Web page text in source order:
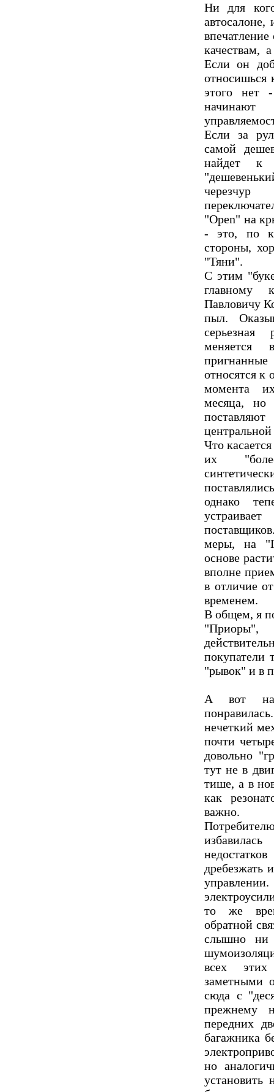
Ни для
автосалоне,
качествам,
Если он
относишься
этого нет
начинают
Если за
самой
найдет к
"Open" на
- это, по
стороны,
"Тяни".
С этим
главному
Павловичу
пыл.
серьезная
относятся к
момента
месяца, но
Что
их
однако
меры, на
основе
вполне
в отличие
временем.
В общем, я
"Приоры",
покупатели
"рывок" и в
А вот на
нечеткий
почти
довольно
тут не в
тише, а в
как
важно.
дребезжать
то же
обратной
слышно ни
всех этих
заметными
сюда с
прежнему
передних
багажника
но
установить